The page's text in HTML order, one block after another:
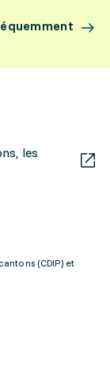
les
(CDIP) et